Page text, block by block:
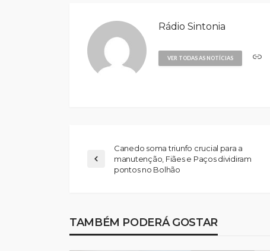
Rádio Sintonia
VER TODAS AS NOTÍCIAS
Canedo soma triunfo crucial para a
manutenção, Fiães e Paços dividiram
pontos no Bolhão
TAMBÉM PODERÁ GOSTAR
Beeceler cumpre